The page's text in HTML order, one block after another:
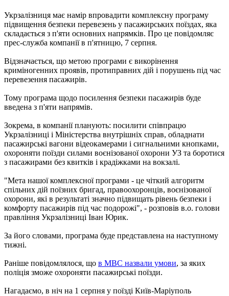
Укрзалізниця має намір впровадити комплексну програму
підвищення безпеки перевезень у пасажирських поїздах, яка
складається з п'яти основних напрямків. Про це повідомляє
прес-служба компанії в п'ятницю, 7 серпня.
Відзначається, що метою програми є викорінення
криміногенних проявів, протиправних дій і порушень під час
перевезення пасажирів.
Тому програма щодо посилення безпеки пасажирів буде
введена з п'яти напрямів.
Зокрема, в компанії планують: посилити співпрацю
Укрзалізниці і Міністерства внутрішніх справ, обладнати
пасажирські вагони відеокамерами і сигнальними кнопками,
охороняти поїзди силами воєнізованої охорони УЗ та боротися
з пасажирами без квитків і крадіжками на вокзалі.
"Мета нашої комплексної програми - це чіткий алгоритм
спільних дій поїзних бригад, правоохоронців, воєнізованої
охорони, які в результаті значно підвищать рівень безпеки і
комфорту пасажирів під час подорожі", - розповів в.о. голови
правління Укрзалізниці Іван Юрик.
За його словами, програма буде представлена ​​на наступному
тижні.
Раніше повідомлялося, що в МВС назвали умови, за яких
поліція зможе охороняти пасажирські поїзди.
Нагадаємо, в ніч на 1 серпня у поїзді Київ-Маріуполь